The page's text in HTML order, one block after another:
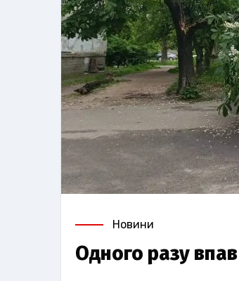
Новини
Одного разу